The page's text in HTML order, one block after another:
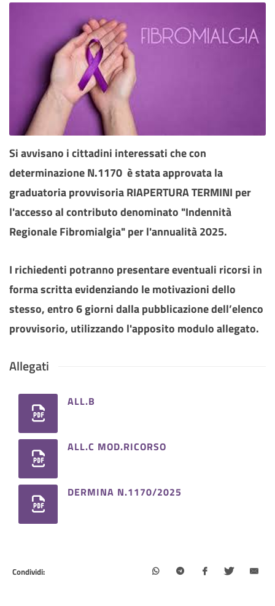
Si avvisano i cittadini interessati che con
determinazione N.1170 è stata approvata la
graduatoria provvisoria RIAPERTURA TERMINI per
l'accesso al contributo denominato "Indennità
Regionale Fibromialgia" per l'annualità 2025.
I richiedenti potranno presentare eventuali ricorsi in
forma scritta evidenziando le motivazioni dello
stesso, entro 6 giorni dalla pubblicazione dell’elenco
provvisorio, utilizzando l'apposito modulo allegato.
Allegati
ALL.B
ALL.C MOD.RICORSO
DERMINA N.1170/2025
Condividi: